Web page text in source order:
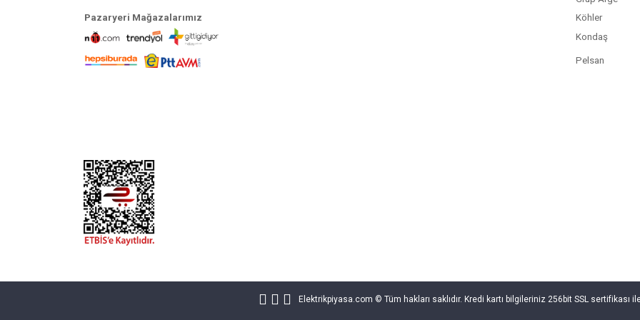
Pazaryeri Mağazalarımız
Köhler
Kondaş
Pelsan
Elektrikpiyasa.com © Tüm hakları saklıdır. Kredi kartı bilgileriniz 256bit SSL sertifikası